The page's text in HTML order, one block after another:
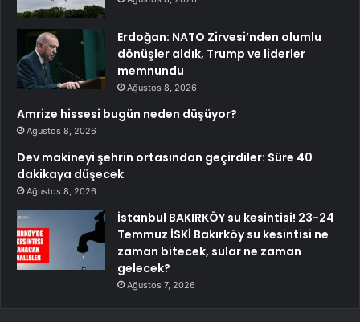
Erdoğan: NATO Zirvesi’nden olumlu
dönüşler aldık, Trump ve liderler
memnundu
Ağustos 8, 2026
Amrize hissesi bugün neden düşüyor?
Ağustos 8, 2026
Dev makineyi şehrin ortasından geçirdiler: Süre 40
dakikaya düşecek
Ağustos 8, 2026
İstanbul BAKIRKÖY su kesintisi! 23-24
Temmuz İSKİ Bakırköy su kesintisi ne
zaman bitecek, sular ne zaman
gelecek?
Ağustos 7, 2026